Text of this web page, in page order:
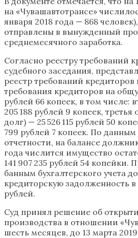
на «Чувашавтотрансе»
января 2018 года — 868
отправлены в вынужденный
среднемесячного заработка.
Согласно реестру требований
судебного заседания,
реестр требований
требования кредиторов на
рублей 66 копеек, в том числе:
205 188 рублей 9 копеек,
долг) — 25 526 115 рублей 50
799 рублей 7 копеек. По данным
отчетности, на балансе
года числится имущество
141 907 235 рублей 54 копейки.
банным бухгалтерского учета
кредиторскую задолженность в
рублей.
Суд принял решение об
производства в отношении
шесть месяцев, до 13 марта